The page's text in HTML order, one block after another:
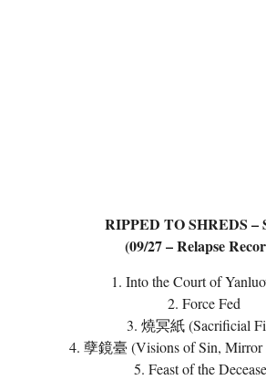
RIPPED TO SHREDS –
(09/27 – Relapse
1. Into the Court of
2. Force Fed
3. 燒冥紙 (Sacrificial
4. 孽鏡臺 (Visions of Sin, Mirror
5. Feast of the